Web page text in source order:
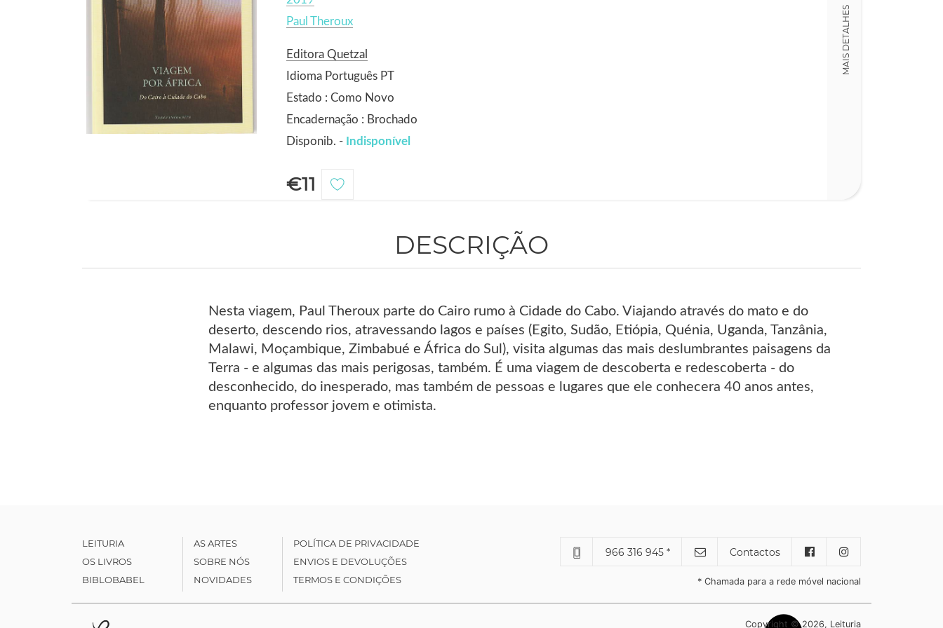
Paul Theroux
Editora Quetzal
Idioma Português PT
Estado : Como Novo
Encadernação : Brochado
Disponib. - Indisponível
€11
MAIS DETALHES
DESCRIÇÃO
Nesta viagem, Paul Theroux parte do Cairo rumo à Cidade do Cabo. Viajando através do mato e do
deserto, descendo rios, atravessando lagos e países (Egito, Sudão, Etiópia, Quénia, Uganda, Tanzânia,
Malawi, Moçambique, Zimbabué e África do Sul), visita algumas das mais deslumbrantes paisagens da
Terra - e algumas das mais perigosas, também. É uma viagem de descoberta e redescoberta - do
desconhecido, do inesperado, mas também de pessoas e lugares que ele conhecera 40 anos antes,
enquanto professor jovem e otimista.
LEITURIA
OS LIVROS
BIBLOBABEL
AS ARTES
SOBRE NÓS
NOVIDADES
POLÍTICA DE PRIVACIDADE
ENVIOS E DEVOLUÇÕES
TERMOS E CONDIÇÕES
966 316 945 * Contactos
* Chamada para a rede móvel nacional
Copyright © 2026, Leituria